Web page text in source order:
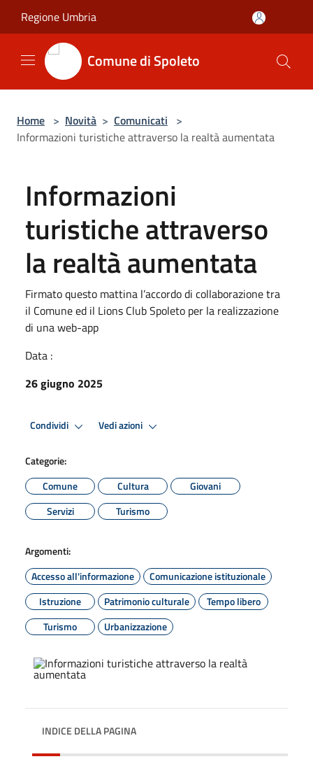
Regione Umbria
Comune di Spoleto
Home > Novità > Comunicati >
Informazioni turistiche attraverso la realtà aumentata
Informazioni
turistiche attraverso
la realtà aumentata
Firmato questo mattina l’accordo di collaborazione tra
il Comune ed il Lions Club Spoleto per la realizzazione
di una web-app
Data :
26 giugno 2025
Condividi Vedi azioni
Categorie:
Comune
Cultura
Giovani
Servizi
Turismo
Argomenti:
Accesso all'informazione
Comunicazione istituzionale
Istruzione
Patrimonio culturale
Tempo libero
Turismo
Urbanizzazione
INDICE DELLA PAGINA